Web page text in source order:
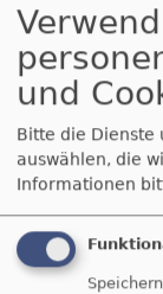
und
Bitte die Dienste
auswählen, die
Informationen